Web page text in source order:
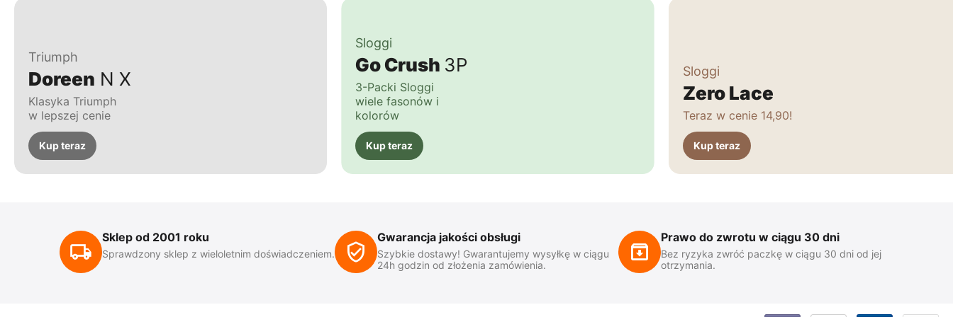
Triumph
Doreen N X
Klasyka Triumph
w lepszej cenie
Kup teraz
Sloggi
Go Crush 3P
3-Packi Sloggi
wiele fasonów i
kolorów
Kup teraz
Sloggi
Zero Lace
Teraz w cenie 14,90!
Kup teraz
Sklep od 2001 roku
Sprawdzony sklep z wieloletnim doświadczeniem.
Gwarancja jakości obsługi
Szybkie dostawy! Gwarantujemy wysyłkę w ciągu
24h godzin od złożenia zamówienia.
Prawo do zwrotu w ciągu 30 dni
Bez ryzyka zwróć paczkę w ciągu 30 dni od jej
otrzymania.